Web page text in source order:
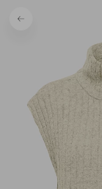
forsiden
Tilbage